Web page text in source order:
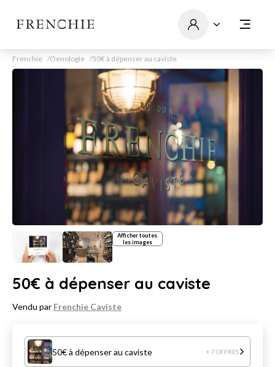
Frenchie Oenologie 50€ à dépenser au caviste
Afficher toutes
les images
50€ à dépenser au caviste
Vendu par Frenchie Caviste
50€ à dépenser au caviste + 7 OFFRES